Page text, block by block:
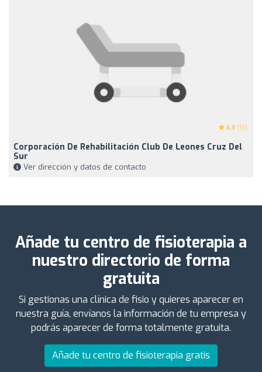
4.3 (13)
Corporación De Rehabilitación Club De Leones Cruz Del
Sur
Ver dirección y datos de contacto
Añade tu centro de fisioterapia a
nuestro directorio de forma
gratuita
Si gestionas una clínica de fisio y quieres aparecer en
nuestra guía, envíanos la información de tu empresa y
podrás aparecer de forma totalmente gratuita.
Añade tu centro de fisioterapia gratis